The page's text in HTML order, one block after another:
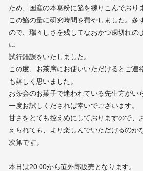
ため、国産の本葛粉に餡を練りこんでおり
この餡の量に研究時間を費やしました。多
ので、瑞々しさを残してなおかつ歯切れの
に
試行錯誤をいたしました。
この度、お茶席にお使いいただけるとご連
も嬉しく思いました。
お茶会のお菓子で迷われている先生方がい
一度お試しくだされば幸いでございます。
甘さをとても控えめにしておりますので、
えられても、より楽しんでいただけるのか
次第です。
本日は20:00から笹外郎販売となります。